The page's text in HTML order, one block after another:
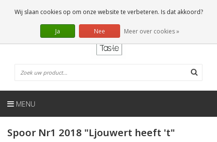
0 Artikelen
NL
MENU
Spoor Nr1 2018 "Ljouwert heeft 't"
Wij slaan cookies op om onze website te verbeteren. Is dat akkoord?
Ja Nee Meer over cookies »